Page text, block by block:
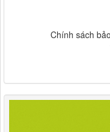
Chính sách